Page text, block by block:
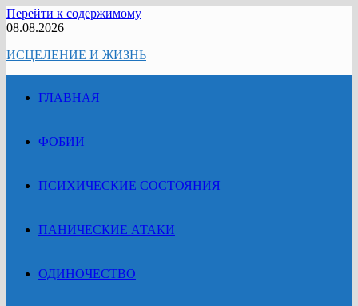
Перейти к содержимому
08.08.2026
ИСЦЕЛЕНИЕ И ЖИЗНЬ
ГЛАВНАЯ
ФОБИИ
ПСИХИЧЕСКИЕ СОСТОЯНИЯ
ПАНИЧЕСКИЕ АТАКИ
ОДИНОЧЕСТВО